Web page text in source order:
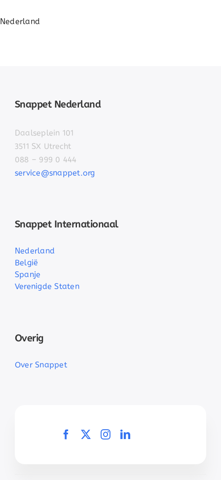
Nederland
Snappet Nederland
Daalseplein 101
3511 SX Utrecht
088 – 999 0 444
service@snappet.org
Snappet Internationaal
Nederland
België
Spanje
Verenigde Staten
Overig
Over Snappet